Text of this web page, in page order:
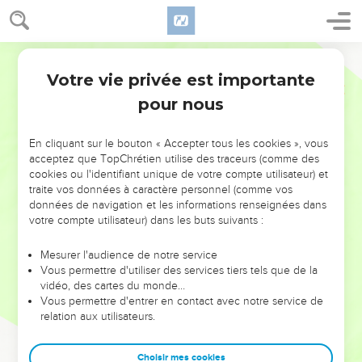
NE MANQUEZ PAS L’ÉVÉNEMENT
DE L’ANNÉE !
ET SI LEURS ERREURS POUVAIENT VOUS ÉVITER LES
VOTRES ?
leur foi ou leur vision. Mais on voit moins les doutes, les erreurs
et les saisons difficiles qu'ils ont traversés, alors même que ce
sont elles qui les ont façonnés.
Dans cette conférence, leaders, entrepreneurs, et responsables
clés pour avancer avec plus de sagesse afin que leurs erreurs
Votre vie privée est importante
pour nous
En cliquant sur le bouton « Accepter tous les cookies », vous
acceptez que TopChrétien utilise des traceurs (comme des
cookies ou l'identifiant unique de votre compte utilisateur) et
traite vos données à caractère personnel (comme vos
données de navigation et les informations renseignées dans
votre compte utilisateur) dans les buts suivants :
Mesurer l'audience de notre service
Vous permettre d'utiliser des services tiers tels que de la
vidéo, des cartes du monde…
Vous permettre d'entrer en contact avec notre service de
relation aux utilisateurs.
Choisir mes cookies